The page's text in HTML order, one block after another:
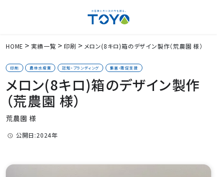
HOME 実績一覧 印刷 メロン(8キロ)箱のデザイン製作（荒農園 様）
印刷 農林水産業 認知・ブランディング 集客・販促支援
メロン(8キロ)箱のデザイン製作
（荒農園 様）
荒農園 様
公開日:2024年